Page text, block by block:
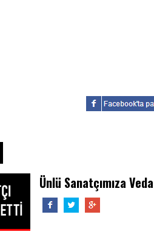
Ünlü Sanatçımıza Veda